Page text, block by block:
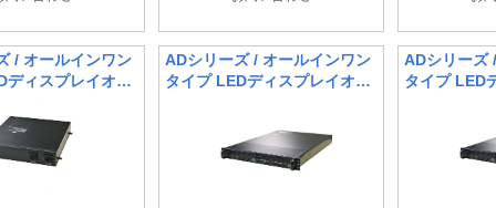
/ オールインワン
ディスプレイオプ
ADシリーズ / オールインワン
タイプ LEDディスプレイオプ
ADシリーズ
タイプ LED